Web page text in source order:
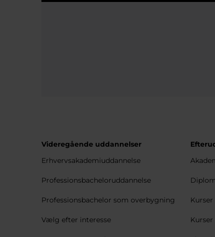
Videregående uddannelser
Erhvervsakademiuddannelse
Professionsbacheloruddannelse
Professionsbachelor som overbygning
Vælg efter interesse
Kurser